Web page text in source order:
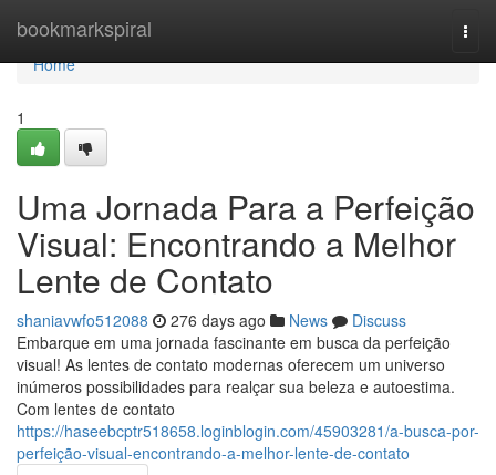
bookmarkspiral
Home
Home
1
Uma Jornada Para a Perfeição
Visual: Encontrando a Melhor
Lente de Contato
shaniavwfo512088 276 days ago News
Discuss
Embarque em uma jornada fascinante em busca da perfeição
visual! As lentes de contato modernas oferecem um universo
inúmeros possibilidades para realçar sua beleza e autoestima.
Com lentes de contato
https://haseebcptr518658.loginblogin.com/45903281/a-busca-por-
perfeição-visual-encontrando-a-melhor-lente-de-contato